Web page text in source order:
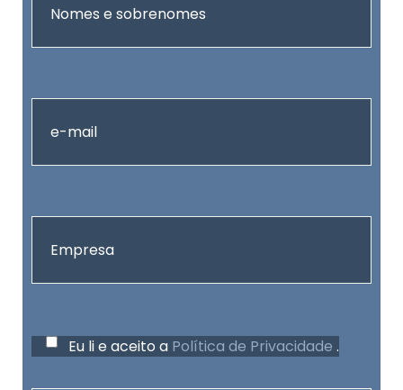
Eu li e aceito a Política de Privacidade .